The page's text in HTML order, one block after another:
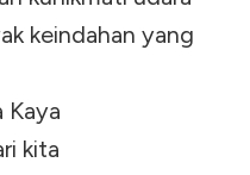
keindahan yang
Kaya
kita